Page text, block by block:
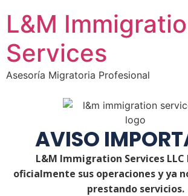
L&M
Services
Asesoría Migratoria Profesional
AVISO
L&M Immigration Services LLC
oficialmente sus operaciones y ya
prestando servicios.